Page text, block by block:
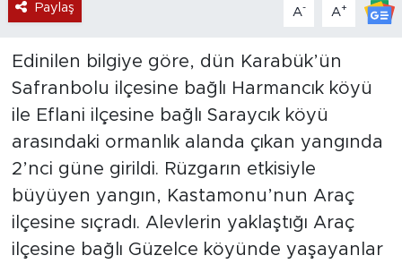
Paylaş A- A+
Edinilen bilgiye göre, dün Karabük’ün
Safranbolu ilçesine bağlı Harmancık köyü
ile Eflani ilçesine bağlı Saraycık köyü
arasındaki ormanlık alanda çıkan yangında
2’nci güne girildi. Rüzgarın etkisiyle
büyüyen yangın, Kastamonu’nun Araç
ilçesine sıçradı. Alevlerin yaklaştığı Araç
ilçesine bağlı Güzelce köyünde yaşayanlar